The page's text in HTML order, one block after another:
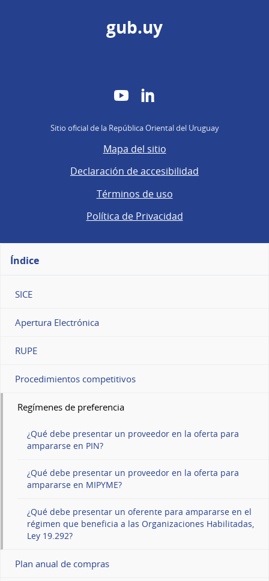
gub.uy
YouTube
Sitio oficial de la República Oriental del Uruguay
Mapa del sitio
Declaración de accesibilidad
Términos de uso
Política de Privacidad
Índice
SICE
Apertura Electrónica
RUPE
Procedimientos competitivos
Regímenes de preferencia
¿Qué debe presentar un proveedor en la oferta para
ampararse en PIN?
¿Qué debe presentar un proveedor en la oferta para
ampararse en MIPYME?
¿Qué debe presentar un oferente para ampararse en el
régimen que beneficia a las Organizaciones Habilitadas,
Ley 19.292?
Plan anual de compras